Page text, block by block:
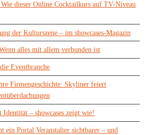
dieser Online Cocktailkurs auf TV-Niveau
der Kulturszene – im showcases-Magazin
alles mit allem verbunden ist
Eventbranche
Firmengeschichte: Skyliner feiert
Identität – showcases zeigt wie!
ein Portal Veranstalter sichtbarer – und